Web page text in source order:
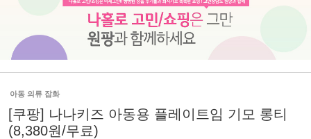
아동 의류 잡화
[쿠팡] 나나키즈 아동용 플레이트임 기모 롱티
(8,380원/무료)